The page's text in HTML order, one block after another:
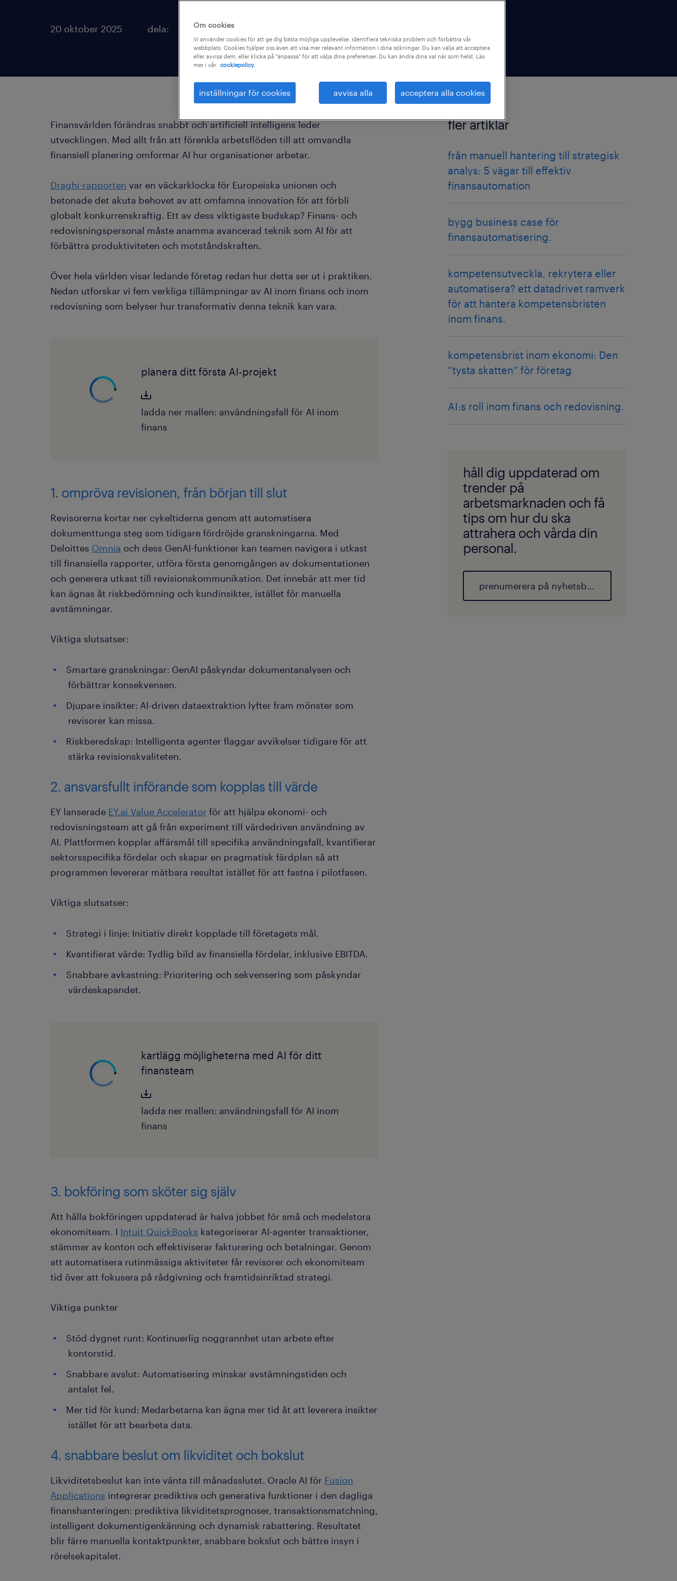
20 oktober 2025 dela:
Finansvärlden förändras snabbt och artificiell intelligens leder
utvecklingen. Med allt från att förenkla arbetsflöden till att omvandla
finansiell planering omformar AI hur organisationer arbetar.
Draghi-rapporten var en väckarklocka för Europeiska unionen och
betonade det akuta behovet av att omfamna innovation för att förbli
globalt konkurrenskraftig. Ett av dess viktigaste budskap? Finans- och
redovisningspersonal måste anamma avancerad teknik som AI för att
förbättra produktiviteten och motståndskraften.
Över hela världen visar ledande företag redan hur detta ser ut i praktiken.
Nedan utforskar vi fem verkliga tillämpningar av AI inom finans och inom
redovisning som belyser hur transformativ denna teknik kan vara.
planera ditt första AI-projekt
ladda ner mallen: användningsfall för AI inom
finans
1. ompröva revisionen, från början till slut
Revisorerna kortar ner cykeltiderna genom att automatisera
dokumenttunga steg som tidigare fördröjde granskningarna. Med
Deloittes Omnia och dess GenAI-funktioner kan teamen navigera i utkast
till finansiella rapporter, utföra första genomgången av dokumentationen
och generera utkast till revisionskommunikation. Det innebär att mer tid
kan ägnas åt riskbedömning och kundinsikter, istället för manuella
avstämningar.
Viktiga slutsatser:
Smartare granskningar: GenAI påskyndar dokumentanalysen och
förbättrar konsekvensen.
Djupare insikter: AI-driven dataextraktion lyfter fram mönster som
revisorer kan missa.
Riskberedskap: Intelligenta agenter flaggar avvikelser tidigare för att
stärka revisionskvaliteten.
2. ansvarsfullt införande som kopplas till värde
EY lanserade EY.ai Value Accelerator för att hjälpa ekonomi- och
redovisningsteam att gå från experiment till värdedriven användning av
AI. Plattformen kopplar affärsmål till specifika användningsfall, kvantifierar
sektorsspecifika fördelar och skapar en pragmatisk färdplan så att
programmen levererar mätbara resultat istället för att fastna i pilotfasen.
Viktiga slutsatser:
Strategi i linje: Initiativ direkt kopplade till företagets mål.
Kvantifierat värde: Tydlig bild av finansiella fördelar, inklusive EBITDA.
Snabbare avkastning: Prioritering och sekvensering som påskyndar
värdeskapandet.
kartlägg möjligheterna med AI för ditt
finansteam
ladda ner mallen: användningsfall för AI inom
finans
3. bokföring som sköter sig själv
Att hålla bokföringen uppdaterad är halva jobbet för små och medelstora
ekonomiteam. I Intuit QuickBooks kategoriserar AI-agenter transaktioner,
stämmer av konton och effektiviserar fakturering och betalningar. Genom
att automatisera rutinmässiga aktiviteter får revisorer och ekonomiteam
tid över att fokusera på rådgivning och framtidsinriktad strategi.
Viktiga punkter
Stöd dygnet runt: Kontinuerlig noggrannhet utan arbete efter
kontorstid.
Snabbare avslut: Automatisering minskar avstämningstiden och
antalet fel.
Mer tid för kund: Medarbetarna kan ägna mer tid åt att leverera insikter
istället för att bearbeta data.
4. snabbare beslut om likviditet och bokslut
Likviditetsbeslut kan inte vänta till månadsslutet. Oracle AI för Fusion
Applications integrerar prediktiva och generativa funktioner i den dagliga
finanshanteringen: prediktiva likviditetsprognoser, transaktionsmatchning,
intelligent dokumentigenkänning och dynamisk rabattering. Resultatet
blir färre manuella kontaktpunkter, snabbare bokslut och bättre insyn i
rörelsekapitalet.
fler artiklar
från manuell hantering till strategisk
analys: 5 vägar till effektiv
finansautomation
bygg business case för
finansautomatisering.
kompetensutveckla, rekrytera eller
automatisera? ett datadrivet ramverk
för att hantera kompetensbristen
inom finans.
kompetensbrist inom ekonomi: Den
“tysta skatten” för företag
AI:s roll inom finans och redovisning.
håll dig uppdaterad om
trender på
arbetsmarknaden och få
tips om hur du ska
attrahera och vårda din
personal.
prenumerera på nyhetsbrevet
Om cookies
Vi använder cookies för att ge dig bästa möjliga upplevelse, identifiera tekniska problem och förbättra vår
webbplats. Cookies hjälper oss även att visa mer relevant information i dina sökningar. Du kan välja att acceptera
eller avvisa dem, eller klicka på "anpassa" för att välja dina preferenser. Du kan ändra dina val när som helst. Läs
mer i vår
cookiepolicy.
inställningar för cookies avvisa alla acceptera alla cookies